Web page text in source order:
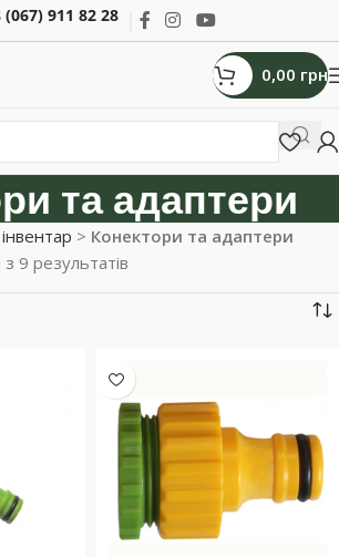
(067) 911 82 28
0,00 грн
та адаптери
> Конектори та адаптери
9 результатів